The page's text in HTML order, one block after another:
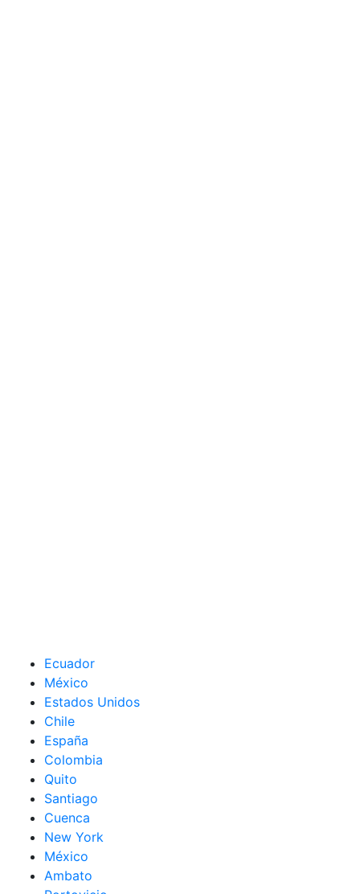
Ecuador
México
Estados Unidos
Chile
España
Colombia
Quito
Santiago
Cuenca
New York
México
Ambato